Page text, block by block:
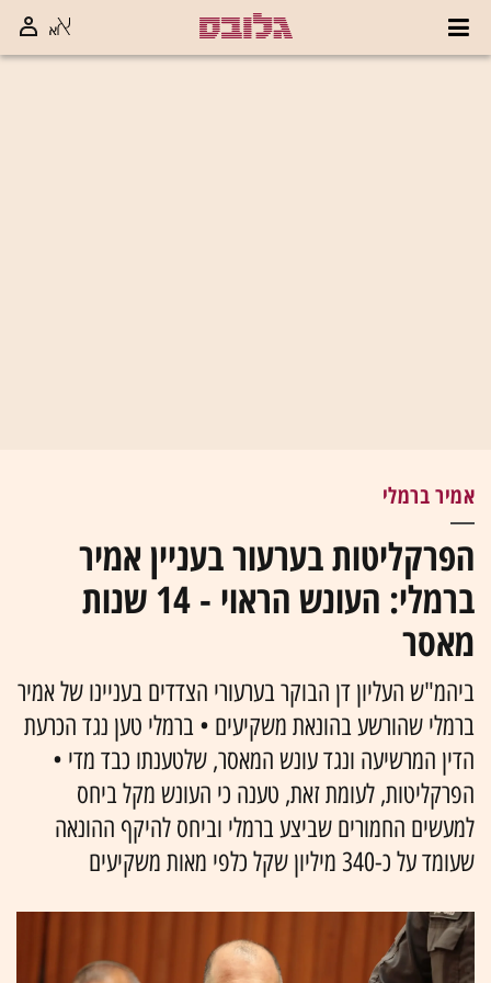
אמיר ברמלי
הפרקליטות בערעור בעניין אמיר
ברמלי: העונש הראוי - 14 שנות
מאסר
ביהמ"ש העליון דן הבוקר בערעורי הצדדים בעניינו של אמיר
ברמלי שהורשע בהונאת משקיעים • ברמלי טען נגד הכרעת
הדין המרשיעה ונגד עונש המאסר, שלטענתו כבד מדי •
הפרקליטות, לעומת זאת, טענה כי העונש מקל ביחס
למעשים החמורים שביצע ברמלי וביחס להיקף ההונאה
שעומד על כ-340 מיליון שקל כלפי מאות משקיעים